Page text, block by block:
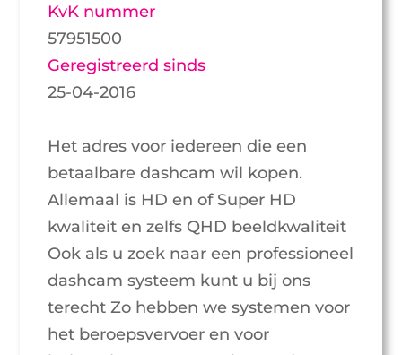
KvK nummer
57951500
Geregistreerd sinds
25-04-2016
Het adres voor iedereen die een
betaalbare dashcam wil kopen.
Allemaal is HD en of Super HD
kwaliteit en zelfs QHD beeldkwaliteit
Ook als u zoek naar een professioneel
dashcam systeem kunt u bij ons
terecht Zo hebben we systemen voor
het beroepsvervoer en voor